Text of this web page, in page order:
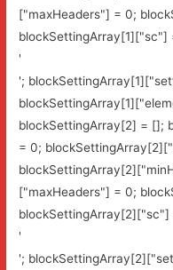
["maxHeaders"] = 0;
'
';
blockSettingArray[2] = [];
= 0;
["maxHeaders"] = 0;
'
';